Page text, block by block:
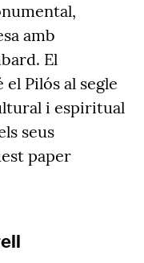
amb
El
Pilós al segle
i espiritual
seus
paper